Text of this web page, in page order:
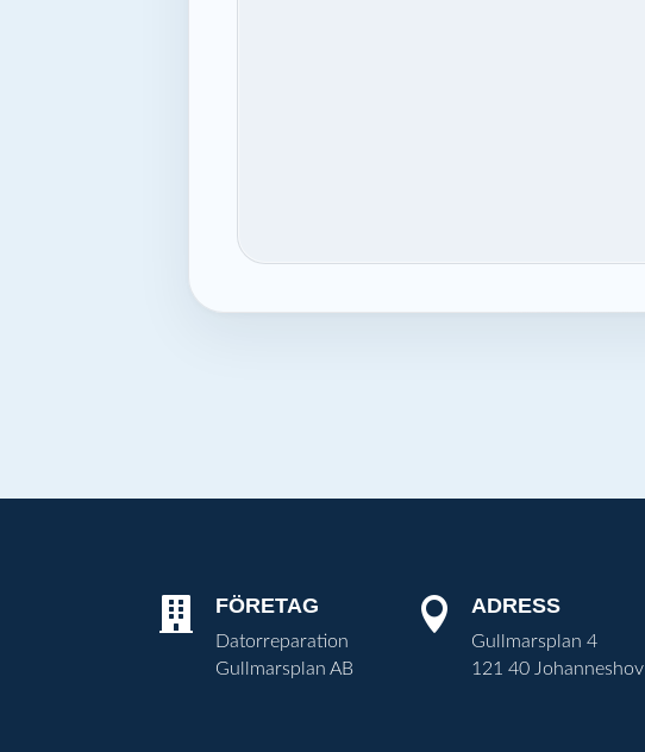
 FÖRETAG
Datorreparation
Gullmarsplan AB
 ADRESS
Gullmarsplan 4
121 40 Johanneshov